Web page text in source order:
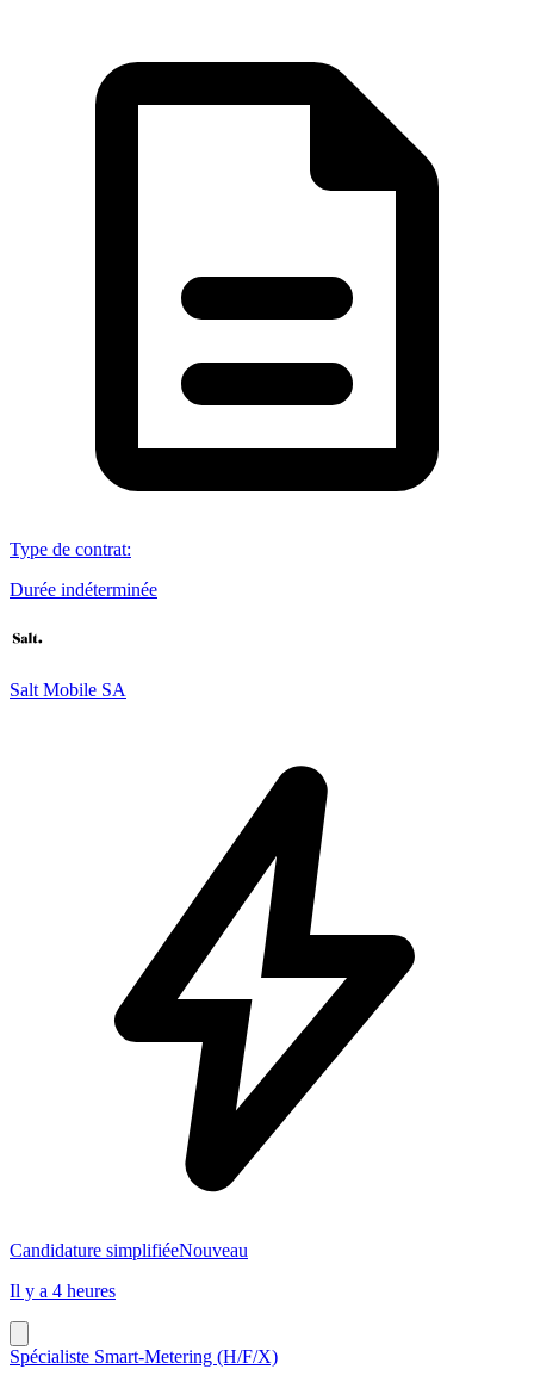
Type de contrat:
Durée indéterminée
Salt Mobile SA
Candidature simplifiéeNouveau
Il y a 4 heures
Spécialiste Smart-Metering (H/F/X)